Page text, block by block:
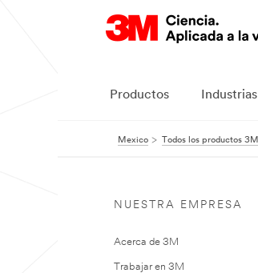
Productos Industrias
Mexico Todos los productos 3M
NUESTRA EMPRESA
Acerca de 3M
Trabajar en 3M